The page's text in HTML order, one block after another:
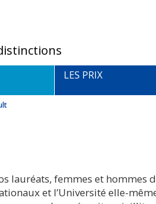
LES PRIX
lauréats, femmes et hommes
et l’Université elle-